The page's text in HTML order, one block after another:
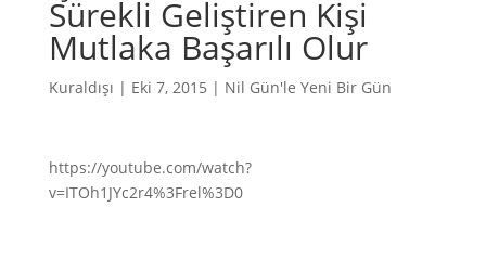
Sürekli Geliştiren Kişi
Mutlaka Başarılı Olur
Kuraldışı | Eki 7, 2015 | Nil Gün'le Yeni Bir Gün
https://youtube.com/watch?
v=ITOh1JYc2r4%3Frel%3D0